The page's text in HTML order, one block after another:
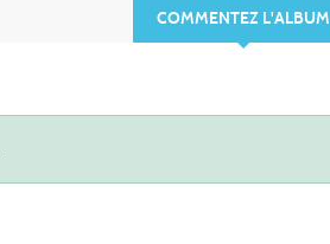
COMMENTEZ L'ALBUM